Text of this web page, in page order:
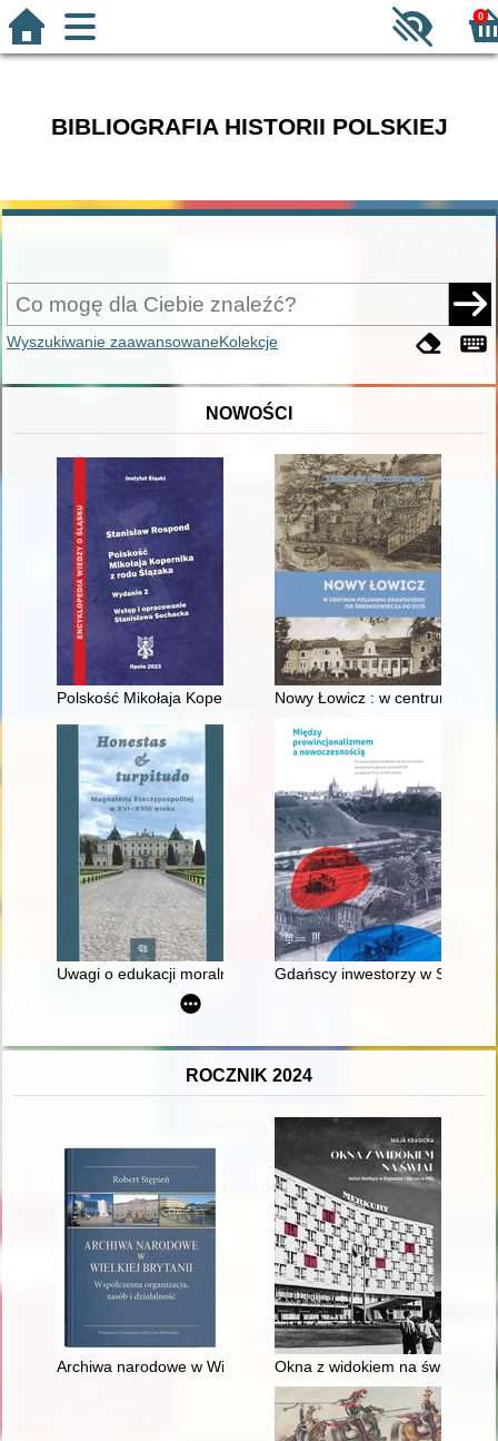
0
BIBLIOGRAFIA HISTORII POLSKIEJ
Wyszukiwanie zaawansowaneKolekcje
NOWOŚCI
Polskość Mikołaja Kopernika z rodu ŚlązakaNowy Łowicz : w centrum
Uwagi o edukacji moralnej synów szlacheckich w XVI-
Gdańscy inwestorzy w
ROCZNIK 2024
Archiwa narodowe w Wielkiej Brytanii : współczesna
Okna z widokiem na świat :